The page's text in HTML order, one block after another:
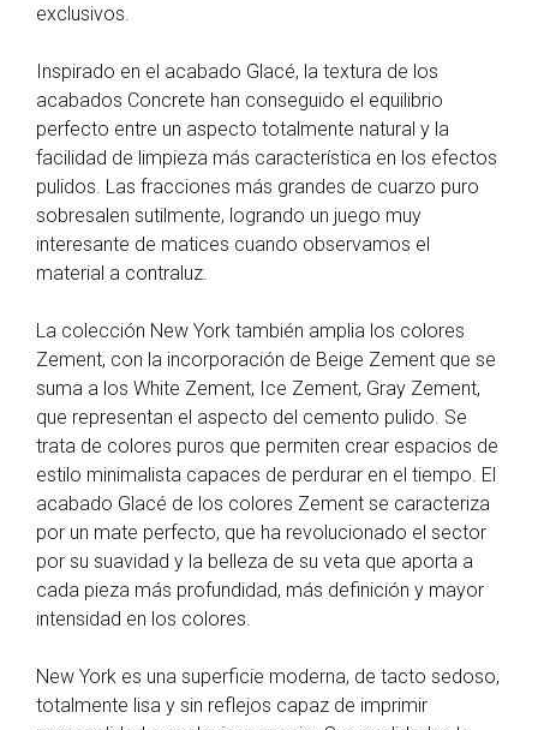
exclusivos.
Inspirado en el acabado Glacé, la textura de los
acabados Concrete han conseguido el equilibrio
perfecto entre un aspecto totalmente natural y la
facilidad de limpieza más característica en los efectos
pulidos. Las fracciones más grandes de cuarzo puro
sobresalen sutilmente, logrando un juego muy
interesante de matices cuando observamos el
material a contraluz.
La colección New York también amplia los colores
Zement, con la incorporación de Beige Zement que se
suma a los White Zement, Ice Zement, Gray Zement,
que representan el aspecto del cemento pulido. Se
trata de colores puros que permiten crear espacios de
estilo minimalista capaces de perdurar en el tiempo. El
acabado Glacé de los colores Zement se caracteriza
por un mate perfecto, que ha revolucionado el sector
por su suavidad y la belleza de su veta que aporta a
cada pieza más profundidad, más definición y mayor
intensidad en los colores.
New York es una superficie moderna, de tacto sedoso,
totalmente lisa y sin reflejos capaz de imprimir